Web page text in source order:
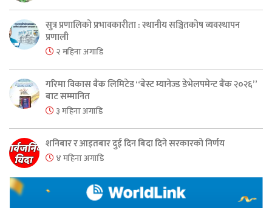
सुत्र प्रणालिको प्रभावकारीता : स्थानीय सञ्चितकोष व्यवस्थापन
प्रणाली
२ महिना अगाडि
गरिमा विकास बैंक लिमिटेड “बेस्ट म्यानेज्ड डेभेलपमेन्ट बैंक २०२६”
बाट सम्मानित
३ महिना अगाडि
शनिबार र आइतबार दुई दिन बिदा दिने सरकारको निर्णय
४ महिना अगाडि